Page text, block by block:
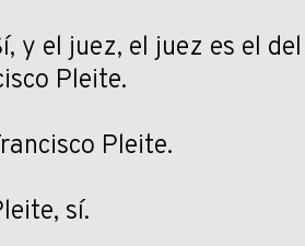
y el juez, el juez es el
Pleite.
Pleite.
sí.